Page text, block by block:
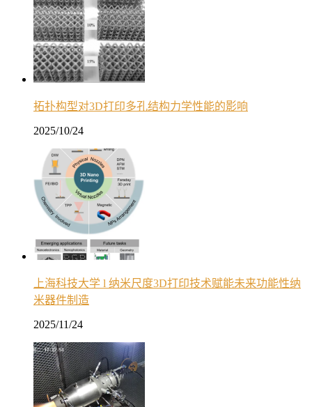
拓扑构型对3D打印多孔结构力学性能的影响
2025/10/24
上海科技大学 l 纳米尺度3D打印技术赋能未来功能性纳
米器件制造
2025/11/24